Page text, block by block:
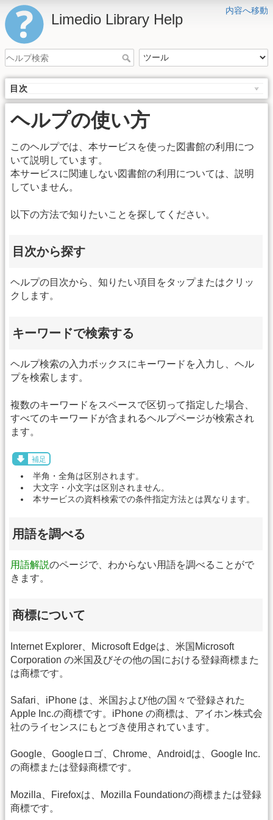
内容へ移動
Limedio Library Help
目次
ヘルプの使い方
このヘルプでは、本サービスを使った図書館の利用につ
いて説明しています。
本サービスに関連しない図書館の利用については、説明
していません。
以下の方法で知りたいことを探してください。
目次から探す
ヘルプの目次から、知りたい項目をタップまたはクリッ
クします。
キーワードで検索する
ヘルプ検索の入力ボックスにキーワードを入力し、ヘル
プを検索します。
複数のキーワードをスペースで区切って指定した場合、
すべてのキーワードが含まれるヘルプページが検索され
ます。
補足
半角・全角は区別されます。
大文字・小文字は区別されません。
本サービスの資料検索での条件指定方法とは異なります。
用語を調べる
用語解説のページで、わからない用語を調べることがで
きます。
商標について
Internet Explorer、Microsoft Edgeは、米国Microsoft
Corporation の米国及びその他の国における登録商標また
は商標です。
Safari、iPhone は、米国および他の国々で登録された
Apple Inc.の商標です。iPhone の商標は、アイホン株式会
社のライセンスにもとづき使用されています。
Google、Googleロゴ、Chrome、Androidは、Google Inc.
の商標または登録商標です。
Mozilla、Firefoxは、Mozilla Foundationの商標または登録
商標です。